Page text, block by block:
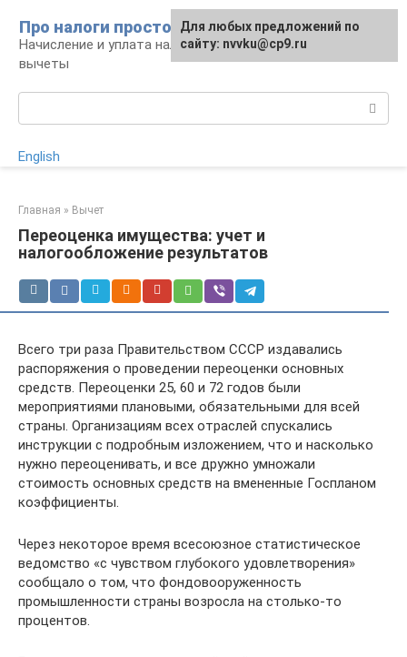
контенту
Про налоги просто
Начисление и уплата налогов, налоговые
вычеты
English
Главная » Вычет
Переоценка имущества: учет и
налогообложение результатов
Всего три раза Правительством СССР издавались
распоряжения о проведении переоценки основных
средств. Переоценки 25, 60 и 72 годов были
мероприятиями плановыми, обязательными для всей
страны. Организациям всех отраслей спускались
инструкции с подробным изложением, что и насколько
нужно переоценивать, и все дружно умножали
стоимость основных средств на вмененные Госпланом
коэффициенты.
Через некоторое время всесоюзное статистическое
ведомство «с чувством глубокого удовлетворения»
сообщало о том, что фондовооруженность
промышленности страны возросла на столько-то
процентов.
Для любых предложений по
сайту: nvvku@cp9.ru